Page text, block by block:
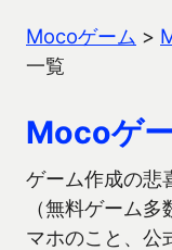
Mocoゲーム >
一覧
Mocoゲ
ゲーム作成の悲
（無料ゲーム
マホのこと、